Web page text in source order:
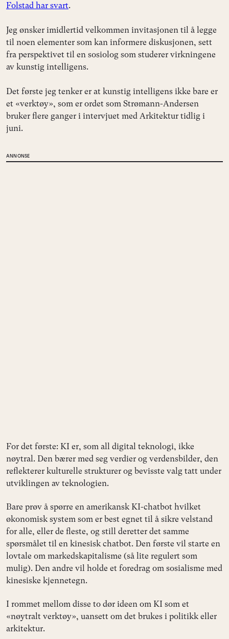
Folstad har svart.
Jeg ønsker imidlertid velkommen invitasjonen til å legge
til noen elementer som kan informere diskusjonen, sett
fra perspektivet til en sosiolog som studerer virkningene
av kunstig intelligens.
Det første jeg tenker er at kunstig intelligens ikke bare er
et «verktøy», som er ordet som Strømann-Andersen
bruker flere ganger i intervjuet med Arkitektur tidlig i
juni.
ANNONSE
For det første: KI er, som all digital teknologi, ikke
nøytral. Den bærer med seg verdier og verdensbilder, den
reflekterer kulturelle strukturer og bevisste valg tatt under
utviklingen av teknologien.
Bare prøv å spørre en amerikansk KI-chatbot hvilket
økonomisk system som er best egnet til å sikre velstand
for alle, eller de fleste, og still deretter det samme
spørsmålet til en kinesisk chatbot. Den første vil starte en
lovtale om markedskapitalisme (så lite regulert som
mulig). Den andre vil holde et foredrag om sosialisme med
kinesiske kjennetegn.
I rommet mellom disse to dør ideen om KI som et
«nøytralt verktøy», uansett om det brukes i politikk eller
arkitektur.